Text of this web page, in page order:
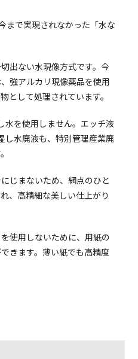
まで実現されなかった「水な
出ない水現像方式です。今
強アルカリ現像薬品を使用
として処理されています。
水を使用しません。エッチ液
し水廃液も、特別管理産業廃
じまないため、網点のひと
、高精細な美しい仕上がり
使用しないために、用紙の
きます。薄い紙でも高精度